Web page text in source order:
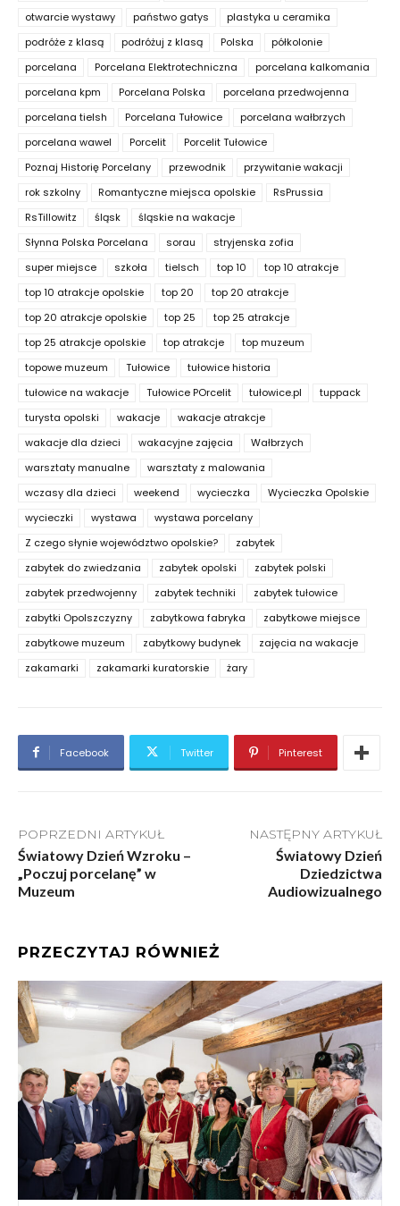
otwarcie wystawy
państwo gatys
plastyka u ceramika
podróże z klasą
podróżuj z klasą Polska
półkolonie
porcelana
Porcelana Elektrotechniczna
porcelana kalkomania
porcelana kpm
Porcelana Polska
porcelana przedwojenna
porcelana tielsh
Porcelana Tułowice
porcelana wałbrzych
porcelana wawel
Porcelit
Porcelit Tułowice
Poznaj Historię Porcelany
przewodnik
przywitanie wakacji
rok szkolny
Romantyczne miejsca opolskie
RsPrussia
RsTillowitz
śląsk
śląskie na wakacje
Słynna Polska Porcelana
sorau
stryjenska zofia
super miejsce
szkoła tielsch top 10
top 10 atrakcje
top 10 atrakcje opolskie
top 20
top 20 atrakcje
top 20 atrakcje opolskie
top 25
top 25 atrakcje
top 25 atrakcje opolskie
top atrakcje
top muzeum
topowe muzeum
Tułowice
tułowice historia
tułowice na wakacje
Tułowice POrcelit tułowice.pl
tuppack
turysta opolski
wakacje
wakacje atrakcje
wakacje dla dzieci
wakacyjne zajęcia
Wałbrzych
warsztaty manualne
warsztaty z malowania
wczasy dla dzieci
weekend wycieczka
Wycieczka Opolskie
wycieczki
wystawa
wystawa porcelany
Z czego słynie województwo opolskie?
zabytek
zabytek do zwiedzania
zabytek opolski
zabytek polski
zabytek przedwojenny
zabytek techniki
zabytek tułowice
zabytki Opolszczyzny
zabytkowa fabryka
zabytkowe miejsce
zabytkowe muzeum
zabytkowy budynek
zajęcia na wakacje
zakamarki
zakamarki kuratorskie żary
Facebook Twitter Pinterest
POPRZEDNI ARTYKUŁ
Światowy Dzień Wzroku –
„Poczuj porcelanę” w
Muzeum
NASTĘPNY ARTYKUŁ
Światowy Dzień
Dziedzictwa
Audiowizualnego
PRZECZYTAJ RÓWNIEŻ